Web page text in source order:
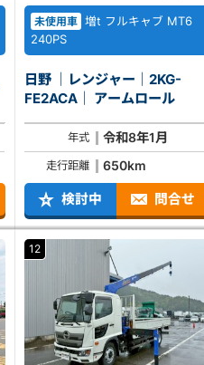
未使用車 増t フルキャブ MT6
240PS
日野 ｜レンジャー｜2KG-
FE2ACA｜ アームロール
年式 令和8年1月
走行距離 650km
検討中 問合せ
12